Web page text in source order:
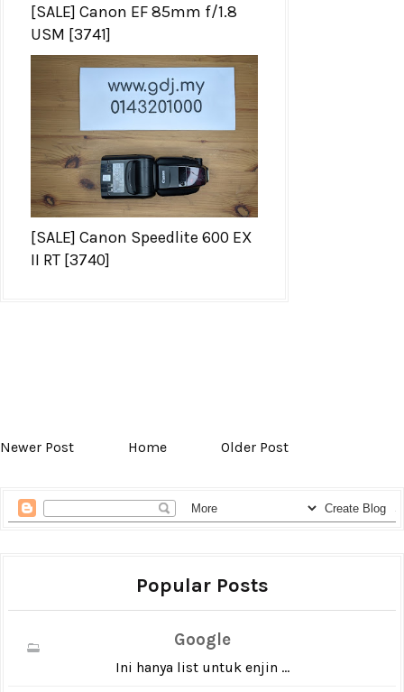
[SALE] Canon EF 85mm f/1.8
USM [3741]
[SALE] Canon Speedlite 600 EX
II RT [3740]
Newer Post Home Older Post
Popular Posts
Google
Ini hanya list untuk enjin ...